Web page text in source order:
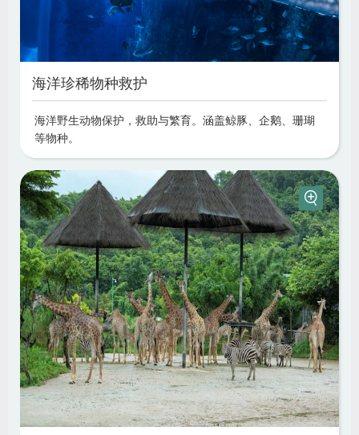
海洋珍稀物种救护
海洋野生动物保护，救助与繁育。涵盖鲸豚、企鹅、珊瑚
等物种。